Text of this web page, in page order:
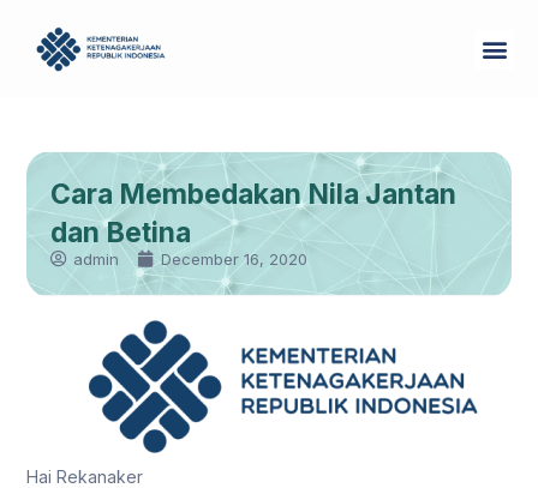
content
Cara Membedakan Nila Jantan
dan Betina
admin December 16, 2020
Hai Rekanaker